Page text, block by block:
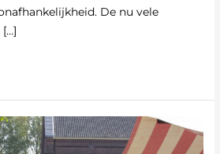
De nu vele
[…]